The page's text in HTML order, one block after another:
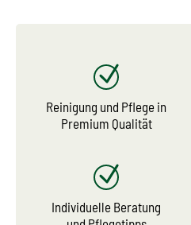
Reinigung und Pflege in
Premium Qualität
Individuelle Beratung